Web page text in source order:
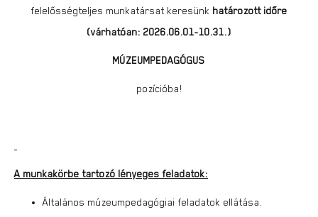
felelősségteljes munkatársat keresünk határozott időre
(várhatóan: 2026.06.01-10.31.)
MÚZEUMPEDAGÓGUS
pozícióba!
A munkakörbe tartozó lényeges feladatok:
Általános múzeumpedagógiai feladatok ellátása.